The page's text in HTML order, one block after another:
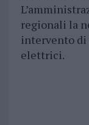
regionali la
intervento
elettrici.